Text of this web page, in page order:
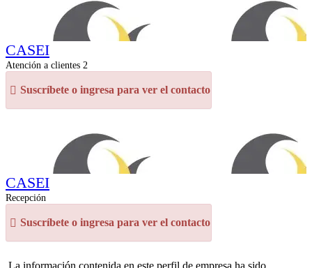
CASEI
Atención a clientes 2
Suscríbete o ingresa para ver el contacto
CASEI
Recepción
Suscríbete o ingresa para ver el contacto
La información contenida en este perfil de empresa ha sido